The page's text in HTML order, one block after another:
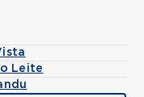
Leite